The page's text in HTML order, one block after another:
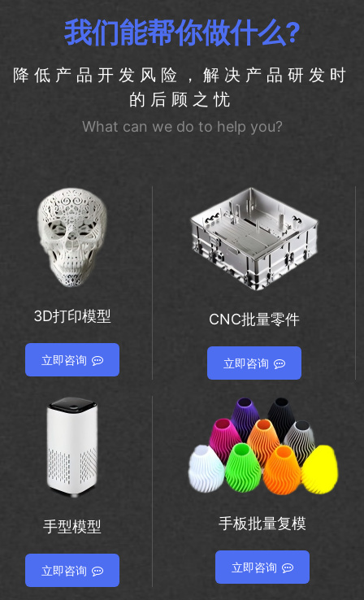
我们能帮你做什么?
降低产品开发风险，解决产品研发时
的后顾之忧
What can we do to help you?
3D打印模型
立即咨询
CNC批量零件
立即咨询
手型模型
立即咨询
手板批量复模
立即咨询